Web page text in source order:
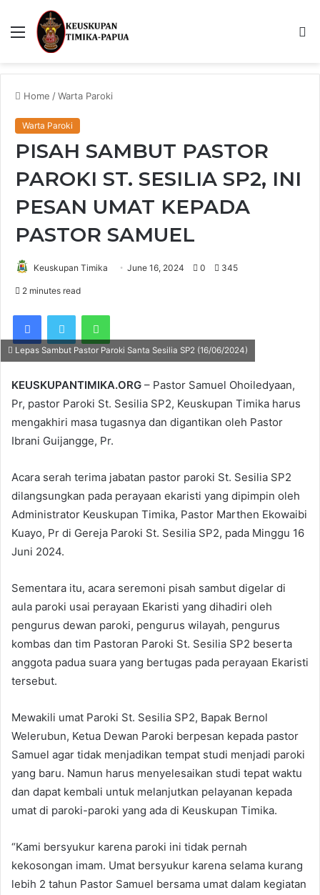
Menu
Home /Warta Paroki
Warta Paroki
PISAH SAMBUT PASTOR
PAROKI ST. SESILIA SP2, INI
PESAN UMAT KEPADA
PASTOR SAMUEL
Keuskupan Timika June 16, 2024 0 345
2 minutes read
Lepas Sambut Pastor Paroki Santa Sesilia SP2 (16/06/2024)
KEUSKUPANTIMIKA.ORG – Pastor Samuel Ohoiledyaan,
Pr, pastor Paroki St. Sesilia SP2, Keuskupan Timika harus
mengakhiri masa tugasnya dan digantikan oleh Pastor
Ibrani Guijangge, Pr.
Acara serah terima jabatan pastor paroki St. Sesilia SP2
dilangsungkan pada perayaan ekaristi yang dipimpin oleh
Administrator Keuskupan Timika, Pastor Marthen Ekowaibi
Kuayo, Pr di Gereja Paroki St. Sesilia SP2, pada Minggu 16
Juni 2024.
Sementara itu, acara seremoni pisah sambut digelar di
aula paroki usai perayaan Ekaristi yang dihadiri oleh
pengurus dewan paroki, pengurus wilayah, pengurus
kombas dan tim Pastoran Paroki St. Sesilia SP2 beserta
anggota padua suara yang bertugas pada perayaan Ekaristi
tersebut.
Mewakili umat Paroki St. Sesilia SP2, Bapak Bernol
Welerubun, Ketua Dewan Paroki berpesan kepada pastor
Samuel agar tidak menjadikan tempat studi menjadi paroki
yang baru. Namun harus menyelesaikan studi tepat waktu
dan dapat kembali untuk melanjutkan pelayanan kepada
umat di paroki-paroki yang ada di Keuskupan Timika.
“Kami bersyukur karena paroki ini tidak pernah
kekosongan imam. Umat bersyukur karena selama kurang
lebih 2 tahun Pastor Samuel bersama umat dalam kegiatan